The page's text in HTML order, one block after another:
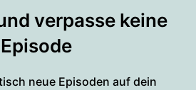
verpasse keine
Episode
neue Episoden auf dein